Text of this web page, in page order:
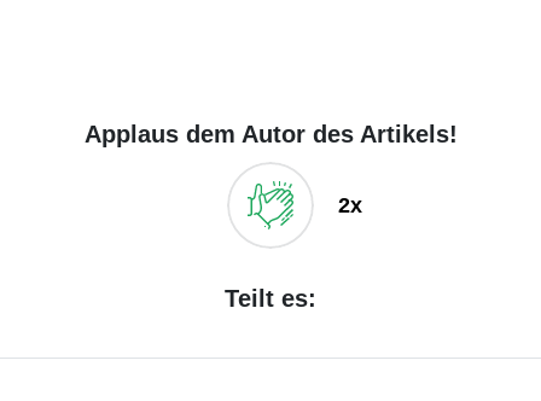
Applaus dem Autor des Artikels!
2x
Teilt es: